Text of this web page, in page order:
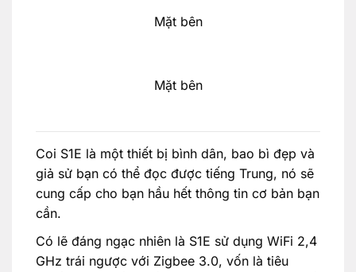
Mặt bên
Mặt bên
Coi S1E là một thiết bị bình dân, bao bì đẹp và
giả sử bạn có thể đọc được tiếng Trung, nó sẽ
cung cấp cho bạn hầu hết thông tin cơ bản bạn
cần.
Có lẽ đáng ngạc nhiên là S1E sử dụng WiFi 2,4
GHz trái ngược với Zigbee 3.0, vốn là tiêu